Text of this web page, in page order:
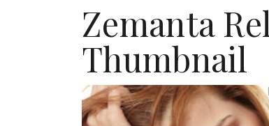
Zemanta
Thumbnail